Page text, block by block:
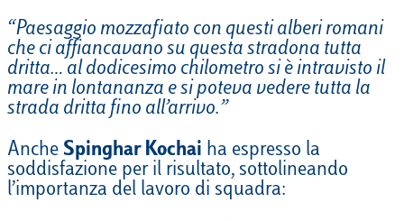
“Paesaggio mozzafiato con questi alberi romani
che ci affiancavano su questa stradona tutta
dritta… al dodicesimo chilometro si è intravisto il
mare in lontananza e si poteva vedere tutta la
strada dritta fino all’arrivo.”
Anche Spinghar Kochai ha espresso la
soddisfazione per il risultato, sottolineando
l’importanza del lavoro di squadra: